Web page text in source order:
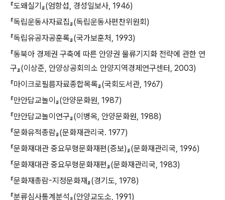
『도왜실기』(엄항섭, 경성일보사, 1946)
『독립운동사자료집』(독립운동사편찬위원회)
『독립유공자공훈록』(국가보훈처, 1993)
『동북아 경제권 구축에 따른 안양권 물류기지화 전략에 관한 연
구』(이상준, 안양상공회의소 안양지역경제연구센터, 2003)
『마이크로필름자료종합목록』(국회도서관, 1967)
『만안답교놀이』(안양문화원, 1987)
『만안답교놀이연구』(이병옥, 안양문화원, 1988)
『문화유적총람』(문화재관리국. 1977)
『문화재대관 중요무형문화재편(증보)』(문화재관리국, 1996)
『문화재대관 중요무형문화재편』(문화재관리국, 1983)
『문화재총람-지정문화재』(경기도, 1978)
『분류심사통계분석』(안양교도소, 1991)